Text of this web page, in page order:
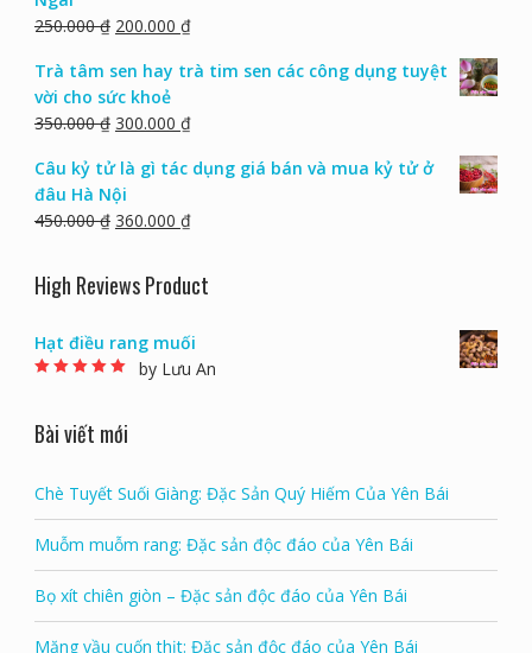
250.000₫ 200.000 ₫
Trà tâm sen hay trà tim sen các công dụng tuyệt
vời cho sức khoẻ
350.000₫ 300.000 ₫
Câu kỷ tử là gì tác dụng giá bán và mua kỷ tử ở
đâu Hà Nội
450.000₫ 360.000 ₫
High Reviews Product
Hạt điều rang muối
by Lưu An
Bài viết mới
Chè Tuyết Suối Giàng: Đặc Sản Quý Hiếm Của Yên Bái
Muỗm muỗm rang: Đặc sản độc đáo của Yên Bái
Bọ xít chiên giòn – Đặc sản độc đáo của Yên Bái
Măng vầu cuốn thịt: Đặc sản độc đáo của Yên Bái